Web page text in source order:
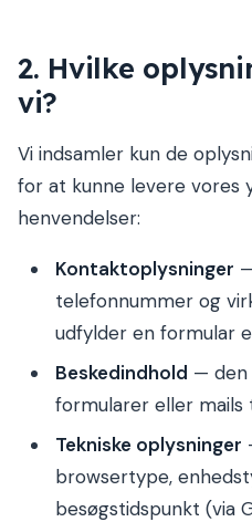
2. Hvilke
vi?
Vi indsamler kun de
for at kunne levere vores
henvendelser:
Kontaktoplysninger
telefonnummer og
udfylder en formular
Beskedindhold — den
formularer eller mails
Tekniske oplysninger
browsertype,
besøgstidspunkt (via